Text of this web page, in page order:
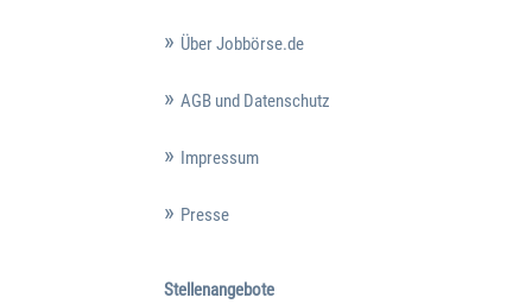
Über Jobbörse.de
AGB und Datenschutz
Impressum
Presse
Stellenangebote